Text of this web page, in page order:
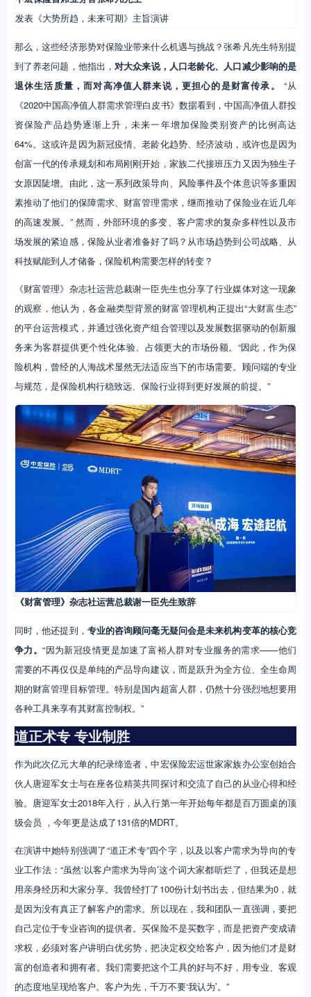
发表《大势所趋，未来可期》主旨演讲
那么，这些经济形势对保险业带来什么机遇与挑战？张希凡先生特别提
到了养老问题，他指出，对大众来说，人口老龄化、人口减少影响的是
退休生活质量，而对高净值人群来说，更担心的是财富传承。
“从
《2020中国高净值人群需求管理白皮书》数据看到，中国高净值人群投
资保险产品趋势逐渐上升，未来一年增加保险类别资产的比例高达
64%。这或许是因为新冠疫情、老龄化趋势、经济波动，或许也是因为
创富一代的传承规划和布局刚刚开始，家族二代接班压力又因为独生子
女原因陡增。由此，这一系列政策导向、风险事件及个体意识等多重因
素推动了他们的保障需求、财富管理需求，继而推动了保险业在近几年
的高速发展。” 然而，外部环境的多变、客户需求的复杂多样性以及市
场发展的紧迫感，保险从业者准备好了吗？从市场趋势到公司战略、从
科技赋能到人才储备，保险机构需要怎样的转变？
《财富管理》杂志社运营总裁谢一臣先生也分享了行业媒体对这一现象
的观察，他认为，各金融类型背景的财富管理机构正提出“大财富生态”
的平台运营模式，并通过强化资产组合管理以及发展数据驱动的创新服
务来为客群提供更个性化体验、占领更大的市场份额。“因此，作为保
险机构，曾经的人海战术显然无法适应当下的市场需要。顾问端的专业
与规范，是保险机构行稳致远、保险行业得到更好发展的前提。”
《财富管理》杂志社运营总裁谢一臣先生致辞
同时，他还提到， 专业的咨询顾问毫无疑问会是未来机构变革的核心竞
争力。“因为新冠疫情更是加速了富裕人群对专业服务的需求——他们
需要的不再仅仅是单纯的产品导向建议，而是跃升为全方位、全生命周
期的财富管理目标管理。特别是国内超富人群，仍然十分强烈地想要用
各种工具来享有其财富控制权。”
道正术专 专业制胜
作为此次亿元大单的纪录缔造者，中宏保险宏运世家家族办公室创始合
伙人唐迎军女士与在座各位精英共同探讨和交流了自己的从业心得和经
验。唐迎军女士2018年入行，从入行第一年开始每年都是百万圆桌的顶
级会员 ，今年更是达成了131倍的MDRT。
在演讲中她特别强调了“道正术专”四个字，以及以客户需求为导向的专
业工作法：“虽然‘以客户需求为导向’这个词大家都听烂了，但我还是想
用亲身经历和大家分享。我曾经打了100份计划书出去，但结果为0，就
是因为没有真正了解客户的需求。所以现在，我和团队一直强调，要把
自己定位于专业咨询的提供者。买保险不是买数字，而是把资产变成请
求权，必须对客户讲明白优劣势，把决定权交给客户，因为他们才是财
富的创造者和拥有者。我们需要把这个工具的好与不好，用专业、客观
的态度地呈现给客户。客户为先，千万不要‘我认为’。”